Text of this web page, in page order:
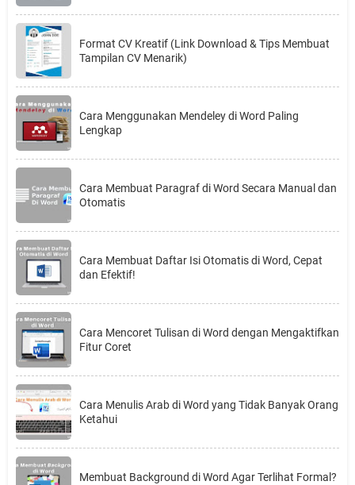
Format CV Kreatif (Link Download & Tips Membuat
Tampilan CV Menarik)
Cara Menggunakan Mendeley di Word Paling
Lengkap
Cara Membuat Paragraf di Word Secara Manual dan
Otomatis
Cara Membuat Daftar Isi Otomatis di Word, Cepat
dan Efektif!
Cara Mencoret Tulisan di Word dengan Mengaktifkan
Fitur Coret
Cara Menulis Arab di Word yang Tidak Banyak Orang
Ketahui
Membuat Background di Word Agar Terlihat Formal?